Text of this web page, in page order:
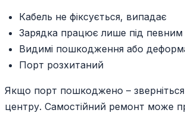
Кабель не фіксується, випадає
Зарядка працює лише під
Видимі пошкодження або
Порт розхитаний
Якщо порт пошкоджено – зверніться
центру. Самостійний ремонт може